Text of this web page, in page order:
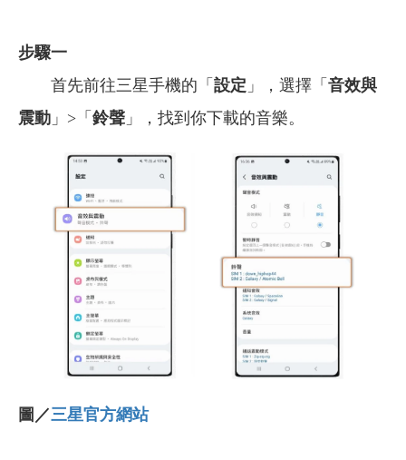
步驟一
首先前往三星手機的「 設定 」，選擇「 音效與
震動 」>「 鈴聲 」，找到你下載的音樂。
圖／三星官方網站